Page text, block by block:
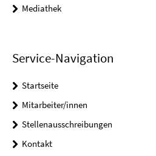
Mediathek
Service-Navigation
Startseite
Mitarbeiter/innen
Stellenausschreibungen
Kontakt